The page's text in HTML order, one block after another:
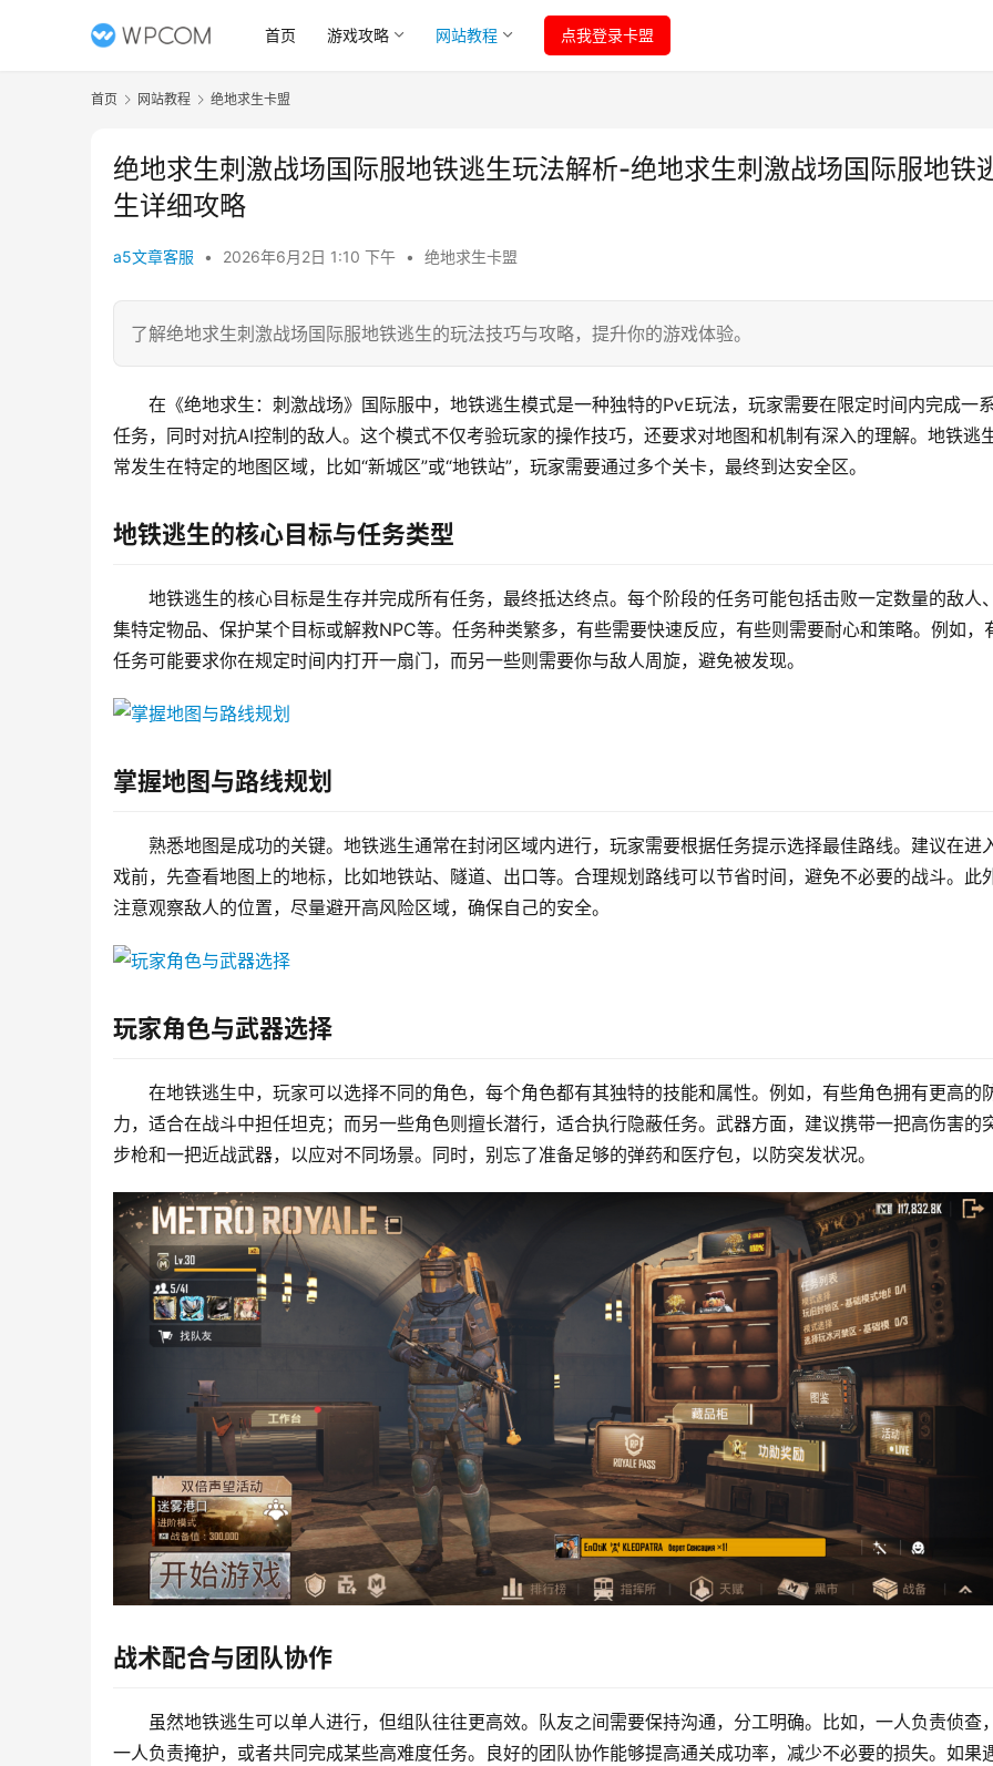
首页 游戏攻略 网站教程 点我登录卡盟
首页 网站教程 绝地求生卡盟
绝地求生刺激战场国际服地铁逃生玩法解析-绝地求生刺激战场国际服地铁
生详细攻略
a5文章客服 • 2026年6月2日 1:10 下午 • 绝地求生卡盟
了解绝地求生刺激战场国际服地铁逃生的玩法技巧与攻略，提升你的游戏体验。
在《绝地求生：刺激战场》国际服中，地铁逃生模式是一种独特的PvE玩法，玩家需要在限定时间内完成一
任务，同时对抗AI控制的敌人。这个模式不仅考验玩家的操作技巧，还要求对地图和机制有深入的理解。地铁逃
常发生在特定的地图区域，比如“新城区”或“地铁站”，玩家需要通过多个关卡，最终到达安全区。
地铁逃生的核心目标与任务类型
地铁逃生的核心目标是生存并完成所有任务，最终抵达终点。每个阶段的任务可能包括击败一定数量的敌人
集特定物品、保护某个目标或解救NPC等。任务种类繁多，有些需要快速反应，有些则需要耐心和策略。例如，
任务可能要求你在规定时间内打开一扇门，而另一些则需要你与敌人周旋，避免被发现。
掌握地图与路线规划
熟悉地图是成功的关键。地铁逃生通常在封闭区域内进行，玩家需要根据任务提示选择最佳路线。建议在进
戏前，先查看地图上的地标，比如地铁站、隧道、出口等。合理规划路线可以节省时间，避免不必要的战斗。此
注意观察敌人的位置，尽量避开高风险区域，确保自己的安全。
玩家角色与武器选择
在地铁逃生中，玩家可以选择不同的角色，每个角色都有其独特的技能和属性。例如，有些角色拥有更高的
力，适合在战斗中担任坦克；而另一些角色则擅长潜行，适合执行隐蔽任务。武器方面，建议携带一把高伤害的
步枪和一把近战武器，以应对不同场景。同时，别忘了准备足够的弹药和医疗包，以防突发状况。
战术配合与团队协作
虽然地铁逃生可以单人进行，但组队往往更高效。队友之间需要保持沟通，分工明确。比如，一人负责侦查
一人负责掩护，或者共同完成某些高难度任务。良好的团队协作能够提高通关成功率，减少不必要的损失。如果